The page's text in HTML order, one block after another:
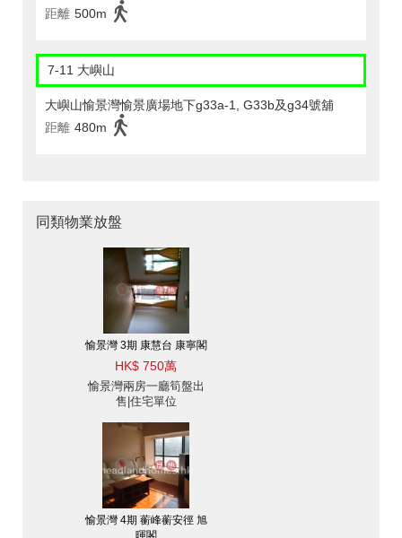
距離 500m
7-11 大嶼山
大嶼山愉景灣愉景廣場地下g33a-1, G33b及g34號舖
距離 480m
同類物業放盤
愉景灣 3期 康慧台 康寧閣
HK$ 750萬
愉景灣兩房一廳筍盤出
售|住宅單位
愉景灣 4期 蘅峰蘅安徑 旭